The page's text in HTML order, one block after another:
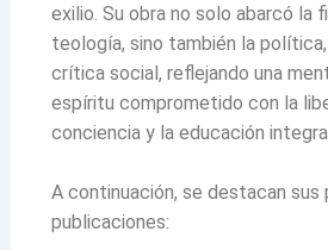
exilio. Su obra no solo abarcó la
teología, sino también la
crítica social, reflejando una
espíritu comprometido con la
conciencia y la educación
A continuación, se destacan sus
publicaciones: